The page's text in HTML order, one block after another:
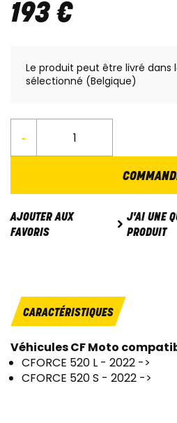
193 €
Le produit peut être livré
sélectionné (Belgique)
-
AJOUTER AUX
FAVORIS
J'AI UNE
PRODUIT
CARACTÉRISTIQUES
Véhicules CF Moto
CFORCE 520 L - 2022 ->
CFORCE 520 S - 2022 ->